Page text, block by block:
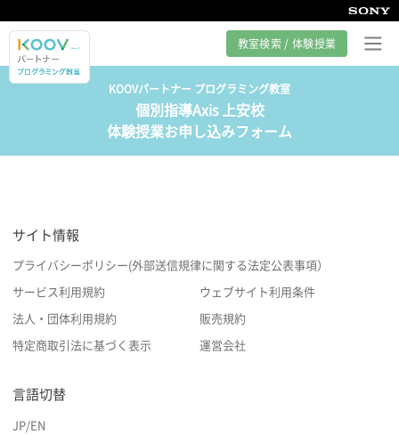
教室検索 / 体験授業
プログラミング教室とは
カリキュラム紹介
サポート
KOOVパートナー プログラミング教室
個別指導Axis 上安校
体験授業お申し込みフォーム
サイト情報
プライバシーポリシー(外部送信規律に関する法定公表事項）
サービス利用規約 ウェブサイト利用条件
法人・団体利用規約 販売規約
特定商取引法に基づく表示 運営会社
言語切替
JP/EN